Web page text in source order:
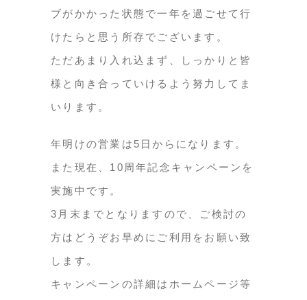
ブがかかった状態で一年を過ごせて行
けたらと思う所存でございます。
ただあまり入れ込まず、しっかりと皆
様と向き合っていけるよう努力してま
いります。
年明けの営業は5日からになります。
また現在、10周年記念キャンペーンを
実施中です。
3月末までとなりますので、ご検討の
方はどうぞお早めにご利用をお願い致
します。
キャンペーンの詳細はホームページ等